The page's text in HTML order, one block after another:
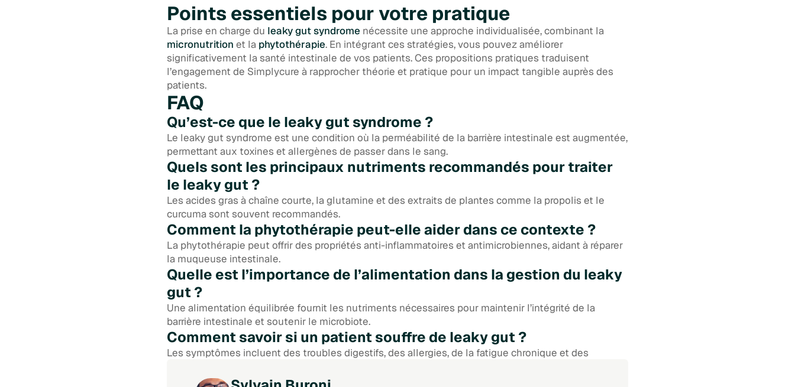
Points essentiels pour votre pratique
La prise en charge du leaky gut syndrome nécessite une approche individualisée, combinant la
micronutrition et la phytothérapie. En intégrant ces stratégies, vous pouvez améliorer
significativement la santé intestinale de vos patients. Ces propositions pratiques traduisent
l’engagement de Simplycure à rapprocher théorie et pratique pour un impact tangible auprès des
patients.
FAQ
Qu’est-ce que le leaky gut syndrome ?
Le leaky gut syndrome est une condition où la perméabilité de la barrière intestinale est augmentée,
permettant aux toxines et allergènes de passer dans le sang.
Quels sont les principaux nutriments recommandés pour traiter
le leaky gut ?
Les acides gras à chaîne courte, la glutamine et des extraits de plantes comme la propolis et le
curcuma sont souvent recommandés.
Comment la phytothérapie peut-elle aider dans ce contexte ?
La phytothérapie peut offrir des propriétés anti-inflammatoires et antimicrobiennes, aidant à réparer
la muqueuse intestinale.
Quelle est l’importance de l’alimentation dans la gestion du leaky
gut ?
Une alimentation équilibrée fournit les nutriments nécessaires pour maintenir l’intégrité de la
barrière intestinale et soutenir le microbiote.
Comment savoir si un patient souffre de leaky gut ?
Les symptômes incluent des troubles digestifs, des allergies, de la fatigue chronique et des